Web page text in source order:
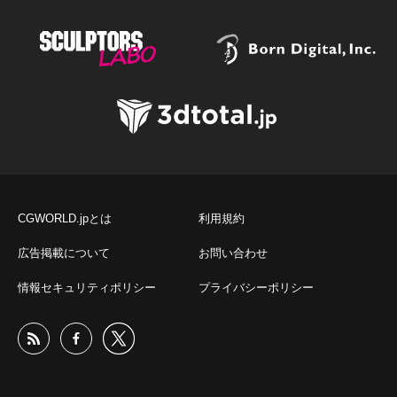
CGWORLD.jpとは 利用規約
広告掲載について お問い合わせ
情報セキュリティポリシー プライバシーポリシー